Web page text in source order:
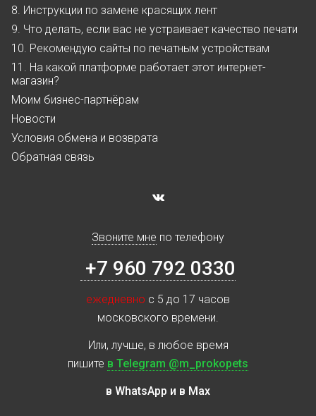
8. Инструкции по замене красящих лент
9. Что делать, если вас не устраивает качество печати
10. Рекомендую сайты по печатным устройствам
11. На какой платформе работает этот интернет-
магазин?
Моим бизнес-партнёрам
Новости
Условия обмена и возврата
Обратная связь
Звоните мне по телефону
+7 960 792 0330
ежедневно с 5 до 17 часов
московского времени.
Или, лучше, в любое время
пишите в Telegram @m_prokopets
в WhatsApp и в Max